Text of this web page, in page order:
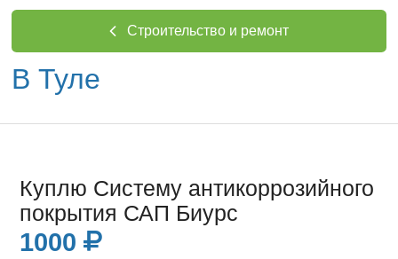
Строительство и ремонт
В Туле
Куплю Систему антикоррозийного
покрытия САП Биурс
1000